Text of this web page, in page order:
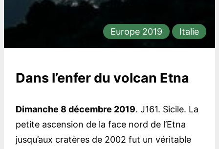
Europe 2019 Italie
Dans l’enfer du volcan Etna
Dimanche 8 décembre 2019. J161. Sicile. La
petite ascension de la face nord de l’Etna
jusqu’aux cratères de 2002 fut un véritable